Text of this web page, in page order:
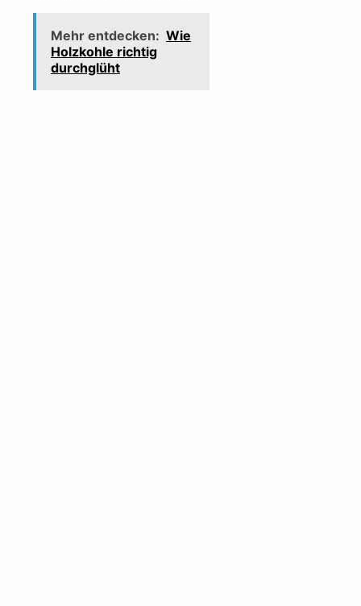
Mehr entdecken: Wie
Holzkohle richtig
durchglüht